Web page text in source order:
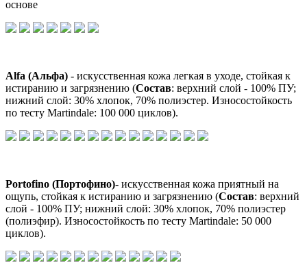
основе
Alfa (Альфа) - искусственная кожа легкая в уходе, стойкая к
истиранию и загрязнению (Состав: верхний слой - 100% ПУ;
нижний слой: 30% хлопок, 70% полиэстер. Износостойкость
по тесту Martindale: 100 000 циклов).
Portofino (Портофино)- искусственная кожа приятный на
ощупь, стойкая к истиранию и загрязнению (Состав: верхний
слой - 100% ПУ; нижний слой: 30% хлопок, 70% полиэстер
(полиэфир). Износостойкость по тесту Martindale: 50 000
циклов).